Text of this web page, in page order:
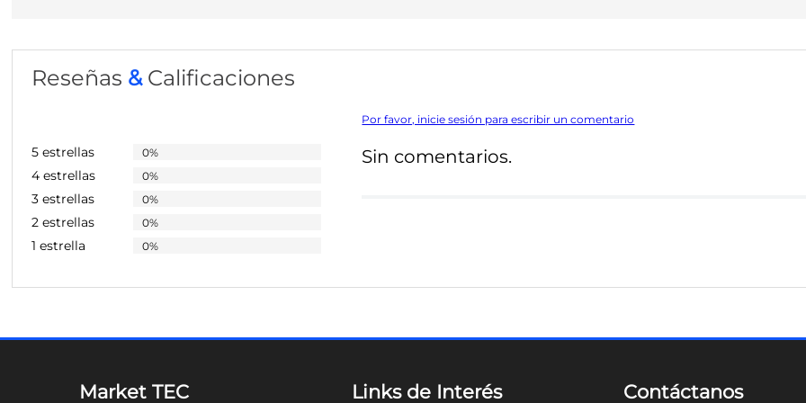
Reseñas &Calificaciones
5 estrellas 0%
4 estrellas 0%
3 estrellas 0%
2 estrellas 0%
1 estrella 0%
Por favor, inicie sesión para escribir un comentario
Sin comentarios.
Market TEC Links de Interés Contáctanos